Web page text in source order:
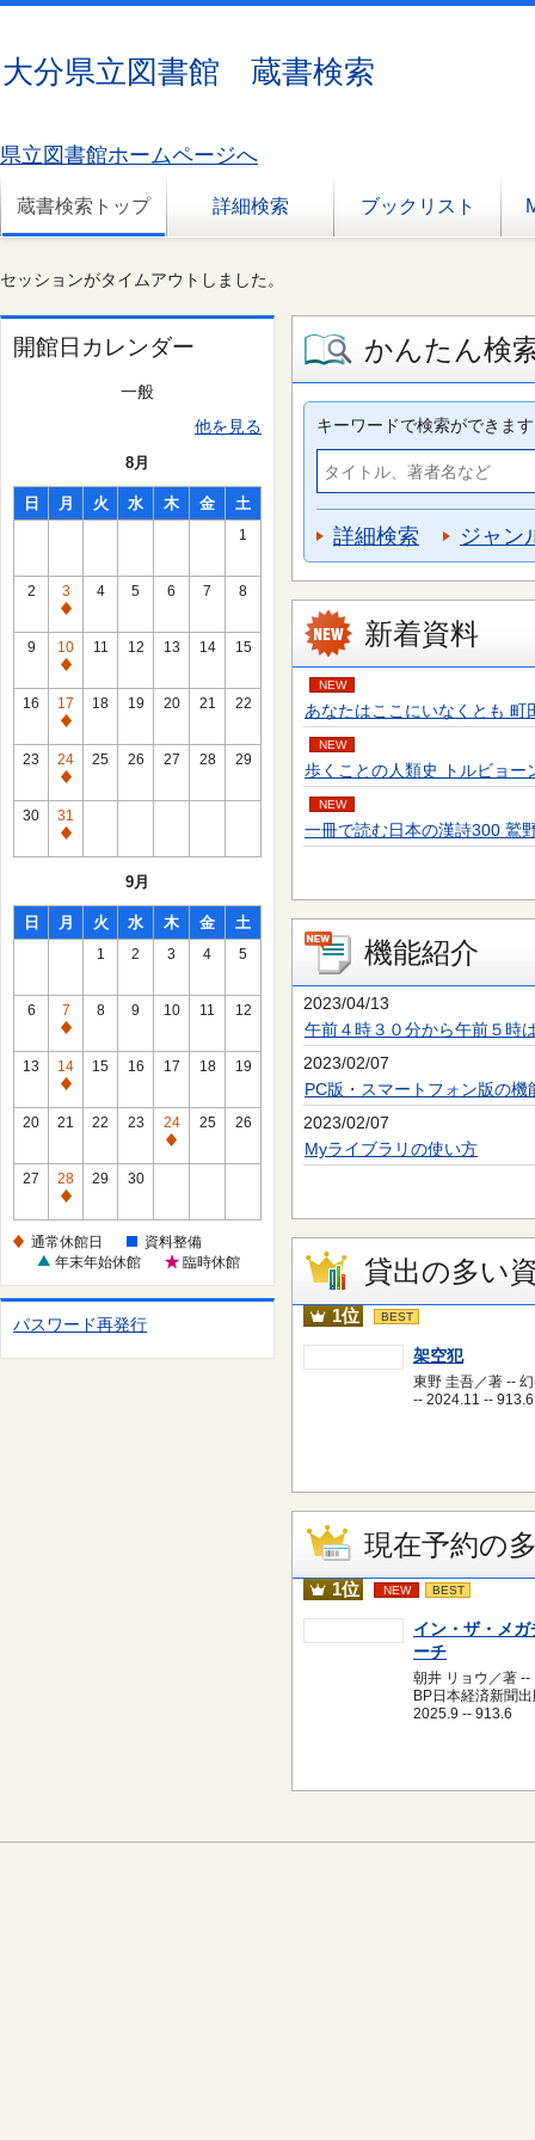
大分県立図書館 蔵書検索
県立図書館ホームページへ
蔵書検索トップ 詳細検索 ブックリスト
セッションがタイムアウトしました。
開館日カレンダー
一般
他を見る
8月
日 月 火 水 木 金 土
1
2
3
通
常
休
館
日
4 5 6 7 8
9
10
通
常
休
館
日
11 12 13 14 15
16
17
通
常
休
館
日
18 19 20 21 22
23
24
通
常
休
館
25 26 27 28 29
30
31
通
館
日
9月
日 月 火 水 木 金 土
1 2 3 4 5
6
7
通
常
休
館
8 9 10 11 12
13
14
通
常
館
日
15 16 17 18 19
20 21 22 23
24
通
館
日
25 26
27
28
通
休
日
29 30
通常休館日
資料整備
年末年始休館
臨時休館
パスワード再発行
かんたん検
キーワードで検索ができます
詳細検索 ジャン
新着資料
NEW
あなたはここにいなくとも
NEW
歩くことの人類史 トルビョ
NEW
一冊で読む日本の漢詩300 鷲
機能紹介
2023/04/13
午前４時３０分から午前５時
2023/02/07
PC版・スマートフォン版の機
2023/02/07
Myライブラリの使い方
貸出の多い
1位 BEST
架空犯
東野 圭吾／著 --
-- 2024.11 -- 913.6
現在予約の
1位 NEW BEST
イン・ザ・メガ
ーチ
朝井 リョウ／著 --
BP日本経済新聞
2025.9 -- 913.6